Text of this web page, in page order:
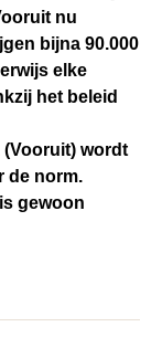
nu
bijna 90.000
elke
het beleid
(Vooruit) wordt
de norm.
gewoon